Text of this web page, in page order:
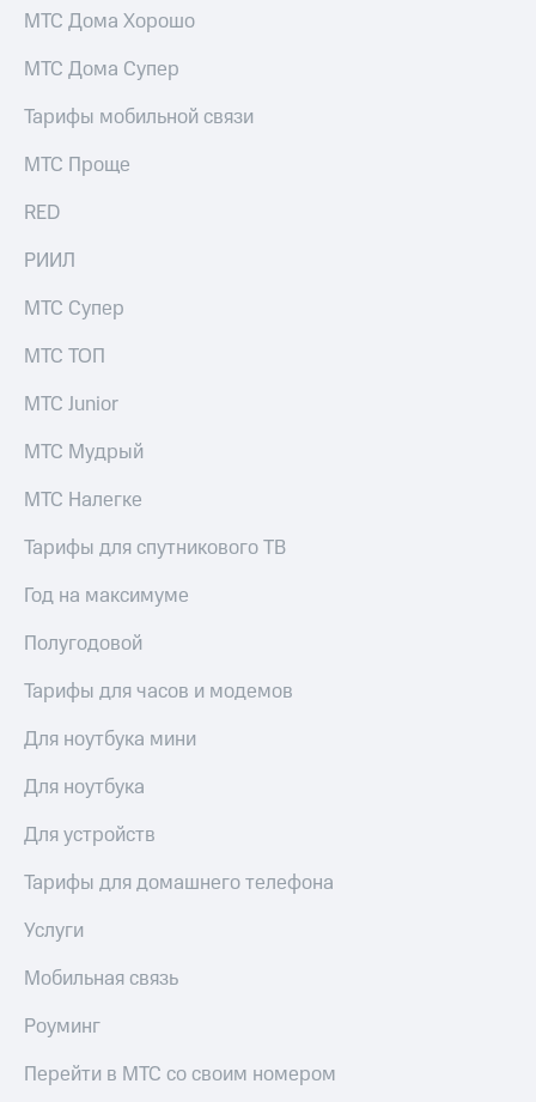
МТС Дома Хорошо
МТС Дома Супер
Тарифы мобильной связи
МТС Проще
RED
РИИЛ
МТС Супер
МТС ТОП
МТС Junior
МТС Мудрый
МТС Налегке
Тарифы для спутникового ТВ
Год на максимуме
Полугодовой
Тарифы для часов и модемов
Для ноутбука мини
Для ноутбука
Для устройств
Тарифы для домашнего телефона
Услуги
Мобильная связь
Роуминг
Перейти в МТС со своим номером